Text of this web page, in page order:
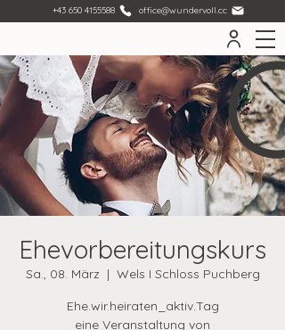
+43 650 4155588 office@wundervoll.cc
Ehevorbereitungskurs
Sa., 08. März
  |
Wels I Schloss Puchberg
Ehe.wir.heiraten_aktiv.Tag
eine Veranstaltung von